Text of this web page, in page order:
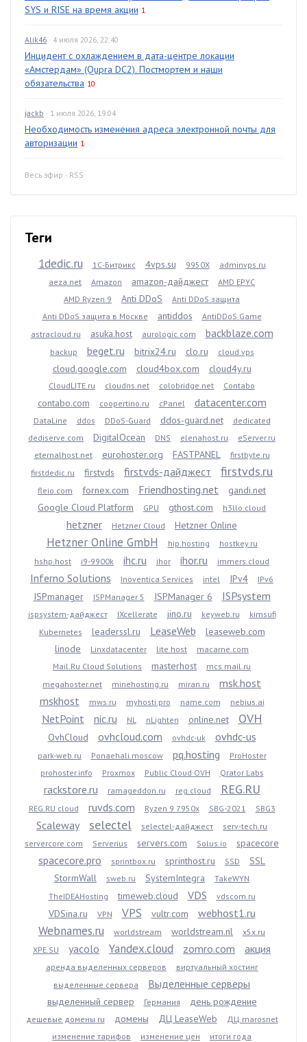
SYS и RISE на время акции 1
Alik46 · 4 июля 2026, 22:40
Инцидент с охлаждением в дата-центре локации
«Амстердам» (Qupra DC2). Постмортем и наши
обязательства 10
jackb · 1 июля 2026, 19:04
Необходимость изменения адреса электронной почты для
авторизации 1
Весь эфир · RSS
Теги
1dedic.ru 1С-Битрикс 4vps.su 9950X
adminvps.ru
aeza.net
Amazon amazon-дайджест
AMD EPYC
AMD Ryzen 9
Anti DDoS
Anti DDoS защита
Anti DDoS защита в Москве
antiddos
AntiDDoS Game
astracloud.ru
asuka.host aurologic.com backblaze.com
backup beget.ru bitrix24.ru clo.ru cloud vps
cloud.google.com cloud4box.com cloud4y.ru
CloudLITE.ru cloudns.net colobridge.net Contabo
contabo.com coopertino.ru cPanel datacenter.com
DataLine ddos DDoS-Guard ddos-guard.net
dedicated
dediserve.com
DigitalOcean DNS elenahost.ru
eServer.ru
eternalhost.net
eurohoster.org FASTPANEL
firstbyte.ru
firstdedic.ru
firstvds firstvds-дайджест firstvds.ru
fleio.com fornex.com Friendhosting.net
gandi.net
Google Cloud Platform
GPU gthost.com h3llo.cloud
hetzner Hetzner Cloud Hetzner Online
Hetzner Online GmbH hip.hosting
hostkey.ru
hshp.host
i9-9900k ihc.ru ihor ihor.ru immers.cloud
Inferno Solutions Inoventica Services intel IPv4 IPv6
ISPmanager ISPManager 5 ISPManager 6 ISPsystem
ispsystem-дайджест IXcellerate jino.ru keyweb.ru
kimsufi
Kubernetes
leaderssl.ru LeaseWeb
leaseweb.com
linode
Linxdatacenter lite.host
macarne.com
Mail.Ru Cloud Solutions
masterhost
mcs.mail.ru
megahoster.net
minehosting.ru miran.ru
msk.host
mskhost
mws.ru myhosti.pro name.com nebius.ai
NetPoint nic.ru NL nLighten online.net OVH
OvhCloud ovhcloud.com ovhdc-uk ovhdc-us
park-web.ru Ponaehali.moscow pq.hosting
ProHoster
prohoster.info
Proxmox Public Cloud OVH Qrator Labs
rackstore.ru ramageddon.ru reg.cloud REG.RU
REG.RU cloud ruvds.com Ryzen 9 7950x SBG-2021 SBG3
Scaleway selectel selectel-дайджест
serv-tech.ru
servercore.com
Serverius servers.com Solus.io spacecore
spacecore.pro sprintbox.ru sprinthost.ru SSD
SSL
StormWall
sweb.ru SystemIntegra
TakeWYN
TheIDEAHosting
timeweb.cloud VDS vdscom.ru
VDSina.ru VPN VPS vultr.com webhost1.ru
Webnames.ru worldstream worldstream.nl
x5x.ru
XPE.SU
yacolo Yandex.cloud zomro.com акция
аренда выделенных серверов
виртуальный хостинг
выделенные сервера
Выделенные серверы
выделенный сервер Германия день рождение
дешевые домены ru домены ДЦ LeaseWeb
ДЦ marosnet
изменение тарифов
изменение цен
итоги года